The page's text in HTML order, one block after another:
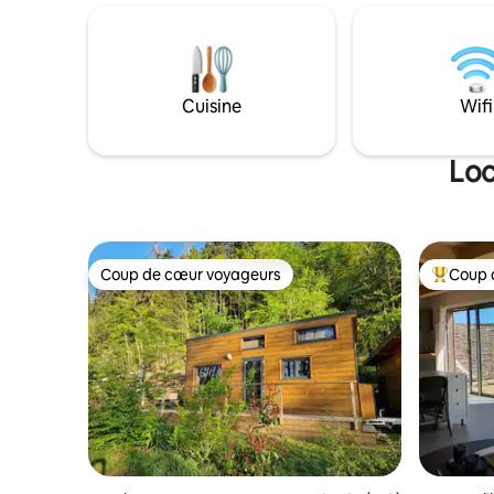
break apaisant. Il est également le point
massif des Vosges.
Cuisine Wifi
Coup de cœur voyageurs
Coup de cœur voyageurs Coups
Coup